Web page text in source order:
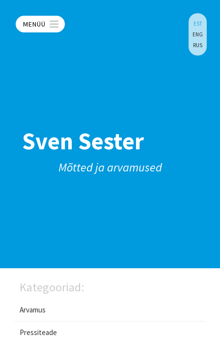
MENÜÜ
EST
ENG
RUS
Sven Sester
Mõtted ja arvamused
Kategooriad:
Arvamus
Pressiteade